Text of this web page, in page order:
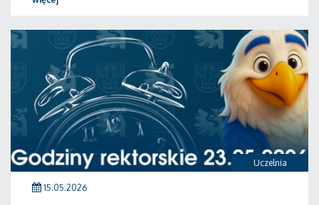
Uczelnia
15.05.2026